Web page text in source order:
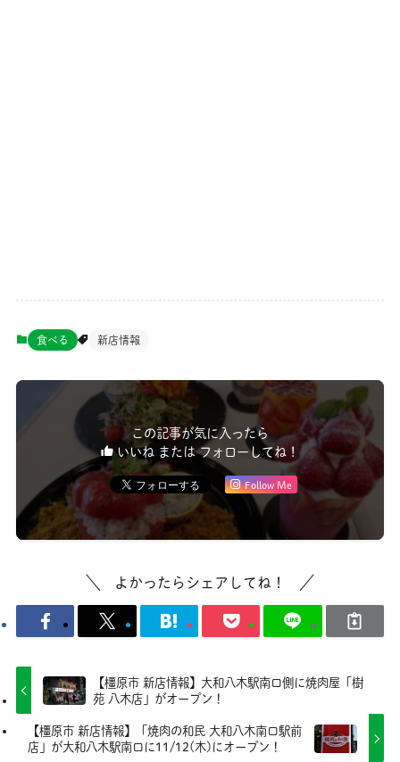
食べる 新店情報
この記事が気に入ったら
いいね または フォローしてね！
Follow Me
よかったらシェアしてね！
【橿原市 新店情報】大和八木駅南口側に焼肉屋「樹
苑 八木店」がオープン！
【橿原市 新店情報】「焼肉の和民 大和八木南口駅前
店」が大和八木駅南口に11/12(木)にオープン！